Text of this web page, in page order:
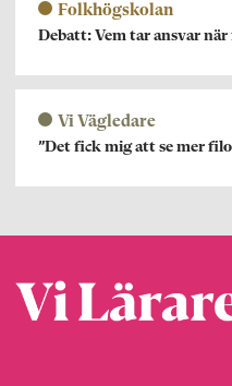
Folkhögskolan
Debatt: Vem tar ansvar
Vi Vägledare
”Det fick mig att se mer